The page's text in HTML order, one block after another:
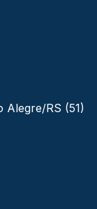
Alegre/RS (51)